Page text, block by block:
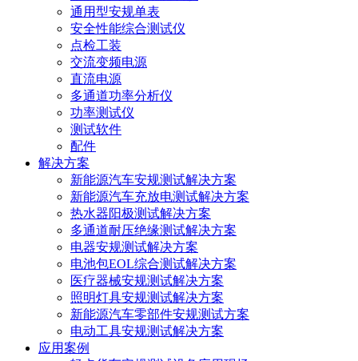
通用型安规单表
安全性能综合测试仪
点检工装
交流变频电源
直流电源
多通道功率分析仪
功率测试仪
测试软件
配件
解决方案
新能源汽车安规测试解决方案
新能源汽车充放电测试解决方案
热水器阳极测试解决方案
多通道耐压绝缘测试解决方案
电器安规测试解决方案
电池包EOL综合测试解决方案
医疗器械安规测试解决方案
照明灯具安规测试解决方案
新能源汽车零部件安规测试方案
电动工具安规测试解决方案
应用案例